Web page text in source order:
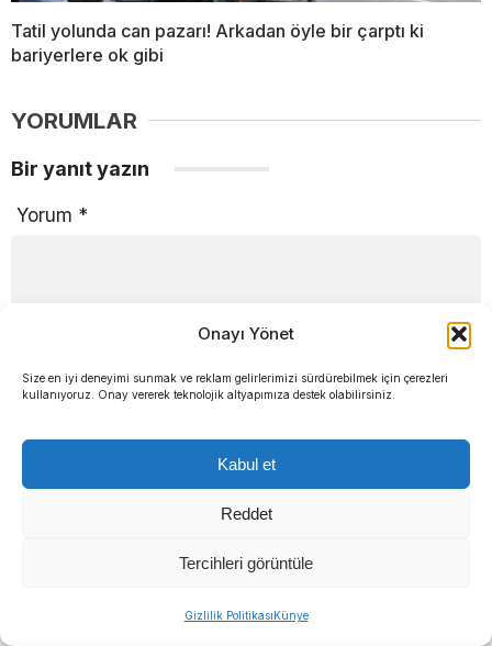
Onayı Yönet
Size en iyi deneyimi sunmak ve reklam gelirlerimizi sürdürebilmek için çerezleri
kullanıyoruz. Onay vererek teknolojik altyapımıza destek olabilirsiniz.
Kabul et
Reddet
Tercihleri görüntüle
Gizlilik PolitikasıKünye
Tatil yolunda can pazarı! Arkadan öyle bir çarptı ki
bariyerlere ok gibi
YORUMLAR
Bir yanıt yazın
Yorum *
Ad* E-posta*
Daha sonraki yorumlarımda kullanılması için adım, e-